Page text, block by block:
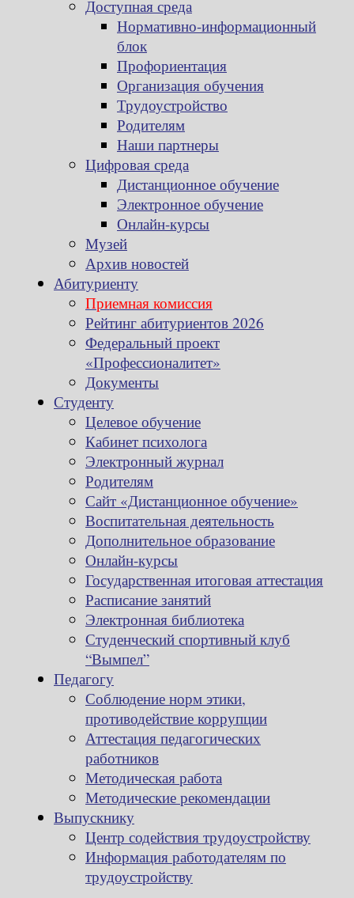
Доступная среда
Нормативно-информационный
блок
Профориентация
Организация обучения
Трудоустройство
Родителям
Наши партнеры
Цифровая среда
Дистанционное обучение
Электронное обучение
Онлайн-курсы
Музей
Архив новостей
Абитуриенту
Приемная комиссия
Рейтинг абитуриентов 2026
Федеральный проект
«Профессионалитет»
Документы
Студенту
Целевое обучение
Кабинет психолога
Электронный журнал
Родителям
Сайт «Дистанционное обучение»
Воспитательная деятельность
Дополнительное образование
Онлайн-курсы
Государственная итоговая аттестация
Расписание занятий
Электронная библиотека
Студенческий спортивный клуб
“Вымпел”
Педагогу
Соблюдение норм этики,
противодействие коррупции
Аттестация педагогических
работников
Методическая работа
Методические рекомендации
Выпускнику
Центр содействия трудоустройству
Информация работодателям по
трудоустройству